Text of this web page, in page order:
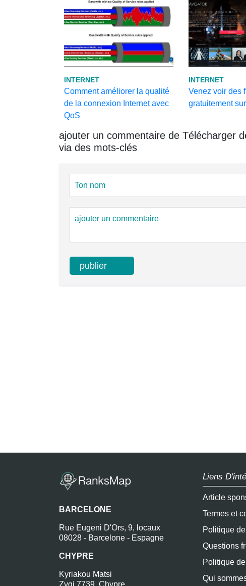
INTERNET
Comment améliorer la qualité
de la connexion Internet avec
QoS
INTERNET
Venez voir des
gratuitement
ajouter un commentaire de Télécharger
via des mots-clés
BARCELONE
Rue Eugeni D'Ors, 9, locaux
08028 - Barcelone - Espagne
CHYPRE
Kyriakou Matsi
Zygi 7739, Chypre
Liens
Article
Termes et
Politique
Questions
Politique
Qui